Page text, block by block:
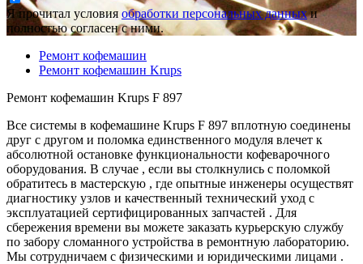
Я прочитал условия обработки персональных данныхи
полностью согласен с ними.
Ремонт кофемашин
Ремонт кофемашин Krups
Ремонт кофемашин Krups F 897
Все системы в кофемашине Krups F 897 вплотную соединены
друг с другом и поломка единственного модуля влечет к
абсолютной остановке функциональности кофеварочного
оборудования. В случае , если вы столкнулись с поломкой
обратитесь в мастерскую , где опытные инженеры осуществят
диагностику узлов и качественный технический уход с
эксплуатацией сертифицированных запчастей . Для
сбережения времени вы можете заказать курьерскую службу
по забору сломанного устройства в ремонтную лабораторию.
Мы сотрудничаем с физическими и юридическими лицами .